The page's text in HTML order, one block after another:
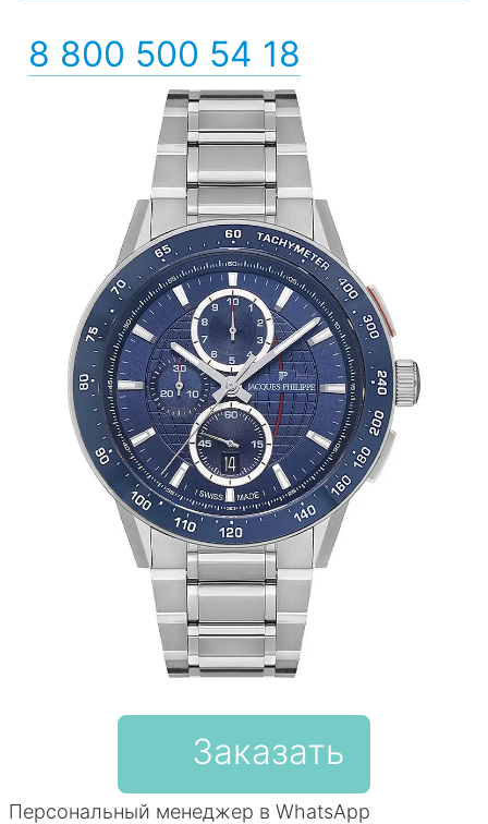
8 800 500 54 18
Заказать
Персональный менеджер в WhatsApp